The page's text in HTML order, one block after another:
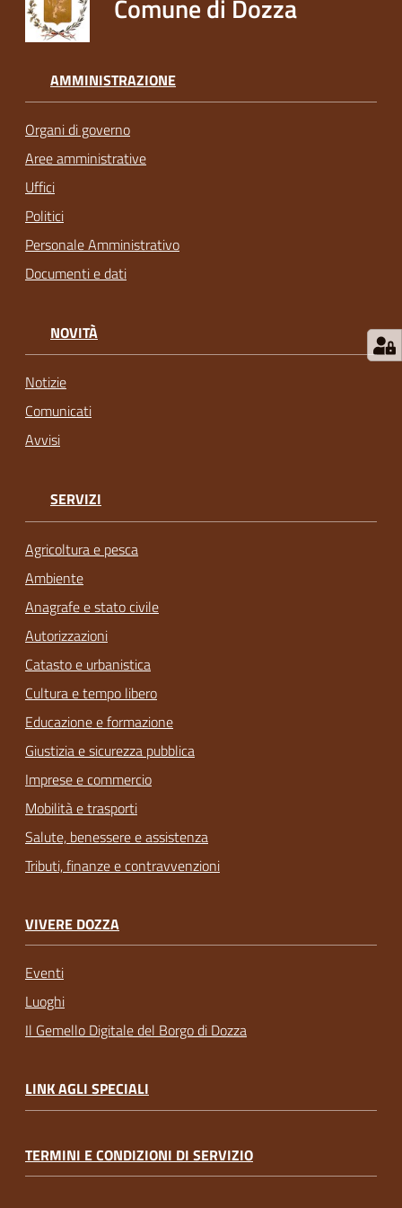
Comune di Dozza
AMMINISTRAZIONE
Organi di governo
Aree amministrative
Uffici
Politici
Personale Amministrativo
Documenti e dati
NOVITÀ
Notizie
Comunicati
Avvisi
SERVIZI
Agricoltura e pesca
Ambiente
Anagrafe e stato civile
Autorizzazioni
Catasto e urbanistica
Cultura e tempo libero
Educazione e formazione
Giustizia e sicurezza pubblica
Imprese e commercio
Mobilità e trasporti
Salute, benessere e assistenza
Tributi, finanze e contravvenzioni
VIVERE DOZZA
Eventi
Luoghi
Il Gemello Digitale del Borgo di Dozza
LINK AGLI SPECIALI
TERMINI E CONDIZIONI DI SERVIZIO